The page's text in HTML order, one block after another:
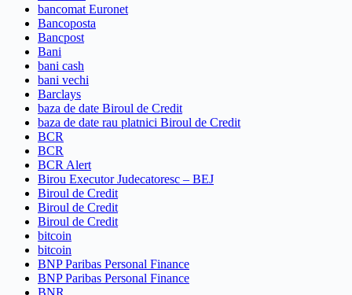
bancomat Euronet
Bancoposta
Bancpost
Bani
bani cash
bani vechi
Barclays
baza de date Biroul de Credit
baza de date rau platnici Biroul de Credit
BCR
BCR
BCR Alert
Birou Executor Judecatoresc – BEJ
Biroul de Credit
Biroul de Credit
Biroul de Credit
bitcoin
bitcoin
BNP Paribas Personal Finance
BNP Paribas Personal Finance